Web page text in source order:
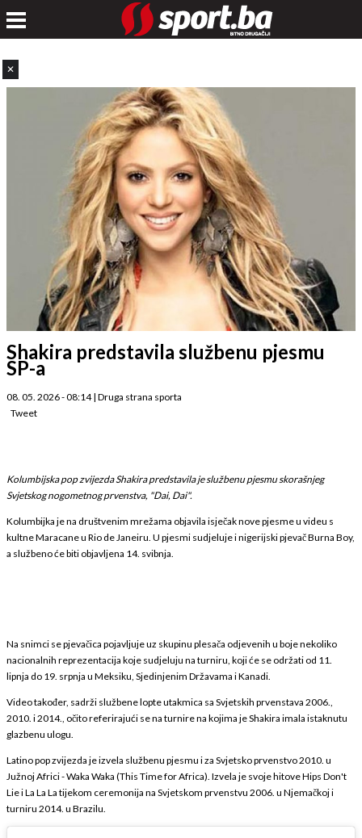
✕
Shakira predstavila službenu pjesmu
SP-a
08. 05. 2026 - 08:14| Druga strana sporta
Tweet
Kolumbijska pop zvijezda Shakira predstavila je službenu pjesmu skorašnjeg
Svjetskog nogometnog prvenstva, "Dai, Dai".
Kolumbijka je na društvenim mrežama objavila isječak nove pjesme u videu s
kultne Maracane u Rio de Janeiru. U pjesmi sudjeluje i nigerijski pjevač Burna Boy,
a službeno će biti objavljena 14. svibnja.
Na snimci se pjevačica pojavljuje uz skupinu plesača odjevenih u boje nekoliko
nacionalnih reprezentacija koje sudjeluju na turniru, koji će se održati od 11.
lipnja do 19. srpnja u Meksiku, Sjedinjenim Državama i Kanadi.
Video također, sadrži službene lopte utakmica sa Svjetskih prvenstava 2006.,
2010. i 2014., očito referirajući se na turnire na kojima je Shakira imala istaknutu
glazbenu ulogu.
Latino pop zvijezda je izvela službenu pjesmu i za Svjetsko prvenstvo 2010. u
Južnoj Africi - Waka Waka (This Time for Africa). Izvela je svoje hitove Hips Don't
Lie i La La La tijekom ceremonija na Svjetskom prvenstvu 2006. u Njemačkoj i
turniru 2014. u Brazilu.